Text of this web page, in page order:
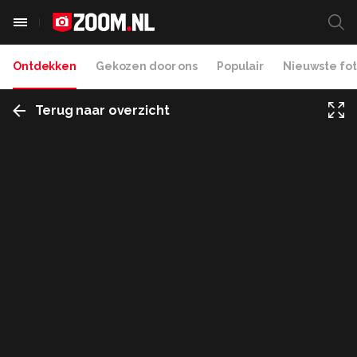
Ontdekken Gekozen door ons Populair Nieuwste
Terug naar overzicht